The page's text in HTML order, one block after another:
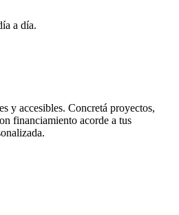
a día.
y accesibles. Concretá proyectos,
financiamiento acorde a tus